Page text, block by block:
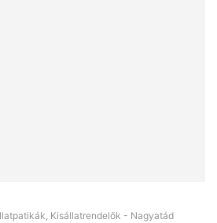
Kisállatrendelők - Nagyatád